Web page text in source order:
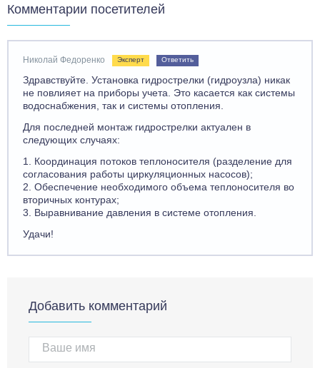
Комментарии посетителей
Николай Федоренко Эксперт Ответить
Здравствуйте. Установка гидрострелки (гидроузла) никак
не повлияет на приборы учета. Это касается как системы
водоснабжения, так и системы отопления.
Для последней монтаж гидрострелки актуален в
следующих случаях:
1. Координация потоков теплоносителя (разделение для
согласования работы циркуляционных насосов);
2. Обеспечение необходимого объема теплоносителя во
вторичных контурах;
3. Выравнивание давления в системе отопления.
Удачи!
Добавить комментарий